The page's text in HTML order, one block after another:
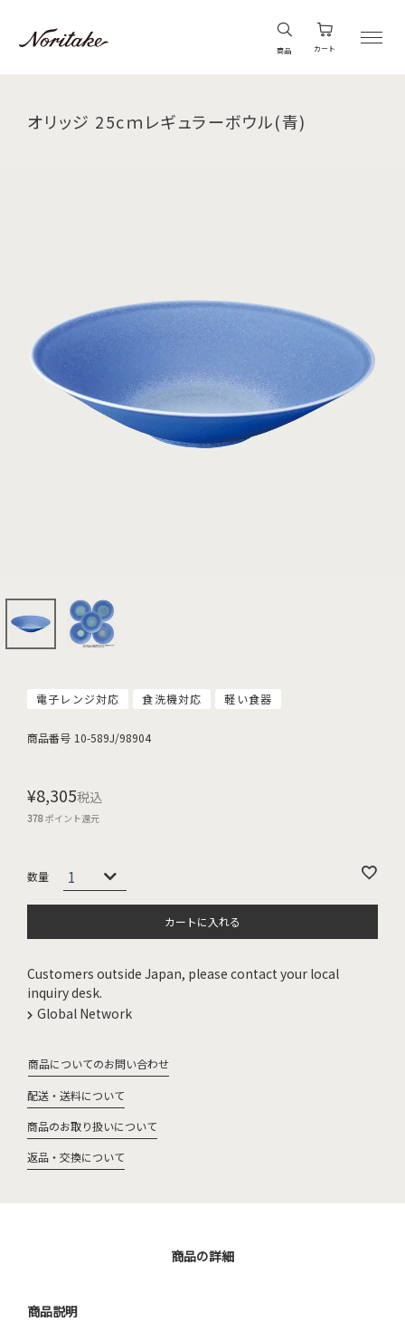
商品 カート
オリッジ 25cｍレギュラーボウル(青)
電子レンジ対応 食洗機対応 軽い食器
商品番号 10-589J/98904
¥8,305税込
378ポイント還元
カートに入れる
Customers outside Japan, please contact your local
inquiry desk.
Global Network
商品についてのお問い合わせ
配送・送料について
商品のお取り扱いについて
返品・交換について
商品の詳細
商品説明